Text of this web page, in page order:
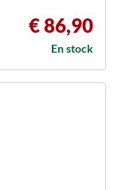
€ 86,90
En stock